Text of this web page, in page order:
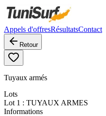
Appels d'offresRésultatsContact
Retour
Tuyaux armés
Lots
Lot 1 : TUYAUX ARMES
Informations